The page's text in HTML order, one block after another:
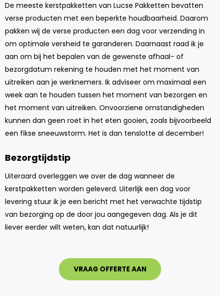
De meeste kerstpakketten van Lucse Pakketten bevatten
verse producten met een beperkte houdbaarheid. Daarom
pakken wij de verse producten een dag voor verzending in
om optimale versheid te garanderen. Daarnaast raad ik je
aan om bij het bepalen van de gewenste afhaal- of
bezorgdatum rekening te houden met het moment van
uitreiken aan je werknemers. Ik adviseer om maximaal een
week aan te houden tussen het moment van bezorgen en
het moment van uitreiken. Onvoorziene omstandigheden
kunnen dan geen roet in het eten gooien, zoals bijvoorbeeld
een fikse sneeuwstorm. Het is dan tenslotte al december!
Bezorgtijdstip
Uiteraard overleggen we over de dag wanneer de
kerstpakketten worden geleverd. Uiterlijk een dag voor
levering stuur ik je een bericht met het verwachte tijdstip
van bezorging op de door jou aangegeven dag. Als je dit
liever eerder wilt weten, kan dat natuurlijk!
VRAAG OFFERTE AAN